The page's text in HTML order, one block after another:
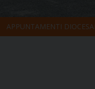
APPUNTAMENTI